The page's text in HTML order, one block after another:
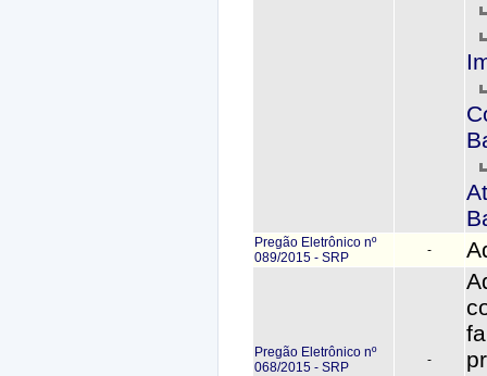
Pregão Eletrônico nº
089/2015 - SRP
-
Pregão Eletrônico nº
068/2015 - SRP
-